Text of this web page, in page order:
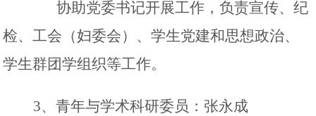
协助党委书记开展工作，负责宣传、纪
检、工会（妇委会）、学生党建和思想政治、
学生群团学组织等工作。
3、青年与学术科研委员：张永成